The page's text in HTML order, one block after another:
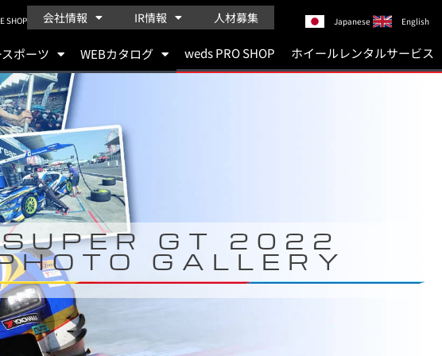
SHOP 会社情報 IR情報 人材募集 Japanese English
ポーツ WEBカタログ weds PRO SHOP ホイールレンタルサービス
SUPER GT 2022
GALLERY